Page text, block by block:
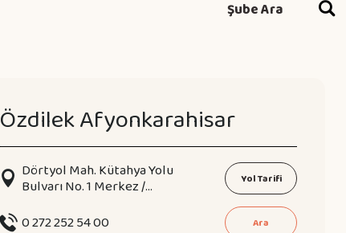
Şube Ara
Özdilek Afyonkarahisar
Dörtyol Mah. Kütahya Yolu
Bulvarı No. 1 Merkez /
Yol Tarifi
0 272 252 54 00 Ara